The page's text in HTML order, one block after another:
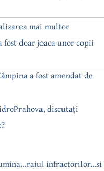
mai multor
doar joaca unor copii
a fost amendat de
discutați
infractorilor...si